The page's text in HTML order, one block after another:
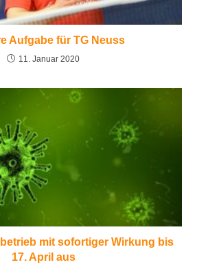
Aufgabe für TG Neuss
11. Januar 2020
mit sofortiger Wirkung bis
17. April aus